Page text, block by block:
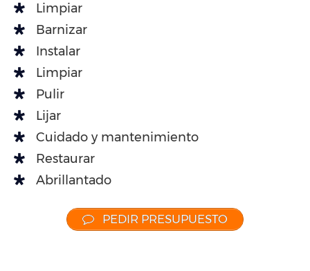
Limpiar
Barnizar
Instalar
Limpiar
Pulir
Lijar
Cuidado y mantenimiento
Restaurar
Abrillantado
PEDIR PRESUPUESTO